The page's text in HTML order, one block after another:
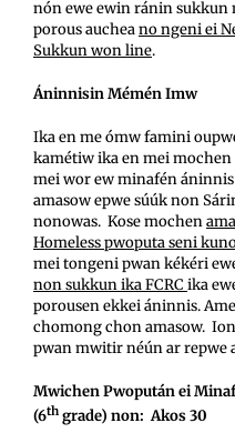
nón ewe ewin ránin sukkun
porous aucheano ngeni ei
Sukkun won line.
Áninnisin Mémén Imw
Ika en me ómw famini
kamétiw ika en mei
mei wor ew minafén
amasow epwe súúk non
nonowas. Kose mochen
Homeless pwoputa seni
mei tongeni pwan kékéri
non sukkun ika FCRC ika
porousen ekkei áninnis.
chomong chon amasow.
pwan mwitir néún ar repwe
Mwichen Pwopután ei
(6thgrade) non: Akos 30